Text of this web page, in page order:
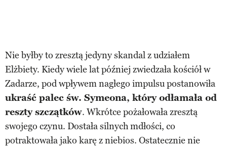
Nie byłby to zresztą jedyny skandal z udziałem
Elżbiety. Kiedy wiele lat później zwiedzała kościół w
Zadarze, pod wpływem nagłego impulsu postanowiła
ukraść palec św. Symeona, który odłamała od
reszty szczątków. Wkrótce pożałowała zresztą
swojego czynu. Dostała silnych mdłości, co
potraktowała jako karę z niebios. Ostatecznie nie